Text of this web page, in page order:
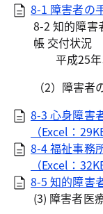
8-1 障害者の
8-2 知的障害
帳 交付状況
平成25年3
（2）障害
8-3 心身障害
（Excel：
8-4 福祉事務
（Excel：
8-5 知的障害
(3) 障害者医